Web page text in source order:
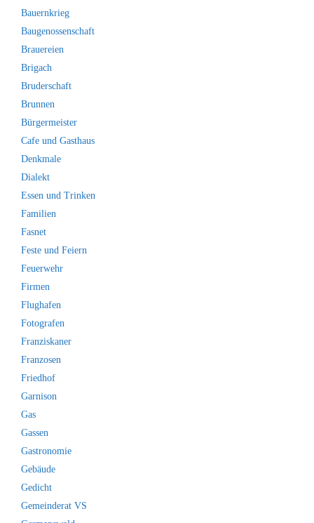
Bauernkrieg
Baugenossenschaft
Brauereien
Brigach
Bruderschaft
Brunnen
Bürgermeister
Cafe und Gasthaus
Denkmale
Dialekt
Essen und Trinken
Familien
Fasnet
Feste und Feiern
Feuerwehr
Firmen
Flughafen
Fotografen
Franziskaner
Franzosen
Friedhof
Garnison
Gas
Gassen
Gastronomie
Gebäude
Gedicht
Gemeinderat VS